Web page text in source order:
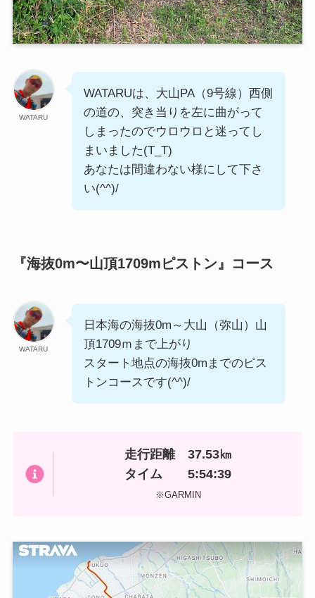
WATARU
WATARUは、大山PA（9号線）西側
の道の、突き当りを左に曲がって
しまったのでウロウロと迷ってし
まいました(T_T)
あなたは間違わない様にして下さ
い(^^)/
『海抜0m〜山頂1709mピストン』コース
WATARU
日本海の海抜0m～大山（弥山）山
頂1709ｍまで上がり
スタート地点の海抜0mまでのピス
トンコースです(^^)/
走行距離 37.53㎞
タイム 5:54:39
※GARMIN